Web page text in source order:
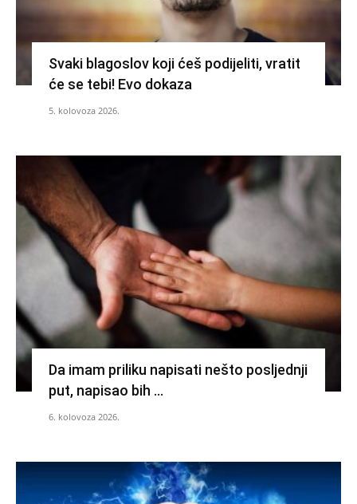
Svaki blagoslov koji ćeš podijeliti, vratit
će se tebi! Evo dokaza
5. kolovoza 2026.
Da imam priliku napisati nešto posljednji
put, napisao bih …
6. kolovoza 2026.